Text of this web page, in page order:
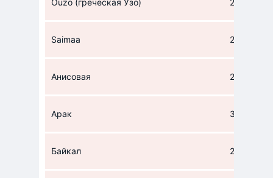
Ouzo (греческая Узо) 224,5
Saimaa 224
Анисовая 224,5
Арак 302
Байкал 224